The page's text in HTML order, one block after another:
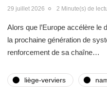
29 juillet 2026 2 Minute(s) de
Alors que l’Europe accélère le
la prochaine génération de
renforcement de sa chaîne…
liège-verviers